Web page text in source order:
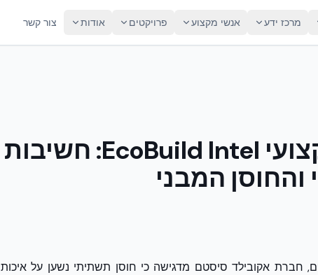
מרכז ידע אנשי מקצוע פרויקטים אודות צור קשר
תגובה: מענה מקצועי EcoBuild Intel: חשיבות
והחוסן המבני
חברת אקובילד סיסטם מדגישה כי חוסן תשתיתי נשען על איכות